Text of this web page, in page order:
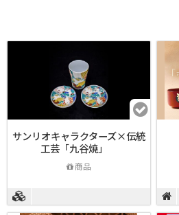
サンリオキャラクターズ×伝統
工芸「九谷焼」
商品